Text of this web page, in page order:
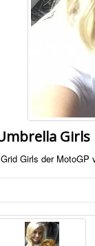
Girls
Girls der
der MotoGP vom